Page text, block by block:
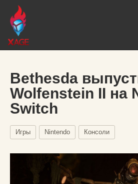
Bethesda
Wolfenstein II на
Switch
Игры Nintendo Консоли